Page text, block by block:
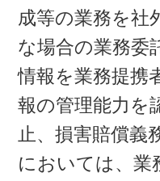
成等の業務を社
な場合の業務委
情報を業務提携
報の管理能力を
止、損害賠償義
においては、業